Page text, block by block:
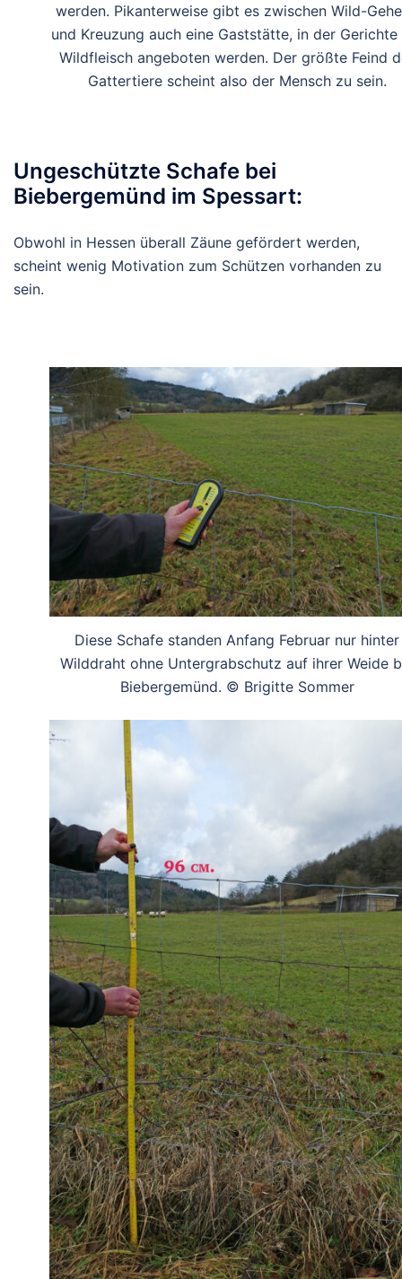
werden. Pikanterweise gibt es zwischen Wild-
und Kreuzung auch eine Gaststätte, in der Gerichte
Wildfleisch angeboten werden. Der größte Feind
Gattertiere scheint also der Mensch zu sein.
Ungeschützte Schafe bei
Biebergemünd im Spessart:
Obwohl in Hessen überall Zäune gefördert werden,
scheint wenig Motivation zum Schützen vorhanden zu
sein.
Diese Schafe standen Anfang Februar nur hinter
Wilddraht ohne Untergrabschutz auf ihrer Weide
Biebergemünd. © Brigitte Sommer